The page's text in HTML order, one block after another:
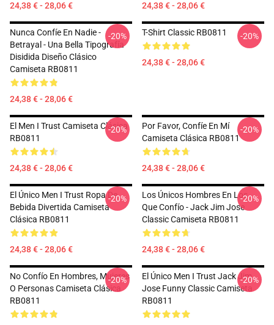
24,38 € - 28,06 € 24,38 € - 28,06 €
Nunca Confíe En Nadie -
Betrayal - Una Bella Tipografía
Disidida Diseño Clásico
Camiseta RB0811
24,38 € - 28,06 €
-20% T-Shirt Classic RB0811
24,38 € - 28,06 €
-20%
El Men I Trust Camiseta Clásica
RB0811
24,38 € - 28,06 €
-20%
Por Favor, Confíe En Mí
Camiseta Clásica RB0811
24,38 € - 28,06 €
-20%
El Único Men I Trust Ropa De
Bebida Divertida Camiseta
Clásica RB0811
24,38 € - 28,06 €
-20%
Los Únicos Hombres En Los
Que Confío - Jack Jim Jose
Classic Camiseta RB0811
24,38 € - 28,06 €
-20%
No Confío En Hombres, Mujeres
O Personas Camiseta Clásica
RB0811
-20%
El Único Men I Trust Jack Jim
Jose Funny Classic Camiseta
RB0811
-20%